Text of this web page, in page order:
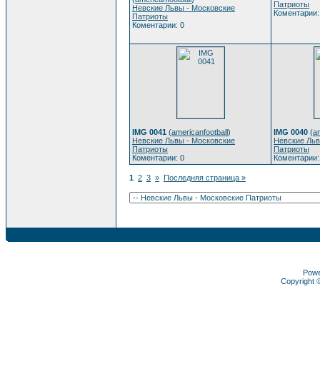
Невские Львы - Московские
Патриоты
Коментарии: 0
Патриоты
IMG 0041 (americanfootball)
Невские Львы - Московские
Патриоты
Коментарии: 0
IMG 0040 (
Невские
Патриоты
1 2 3 » Последняя страница »
Copyright